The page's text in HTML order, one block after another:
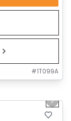
#1T099A
Next